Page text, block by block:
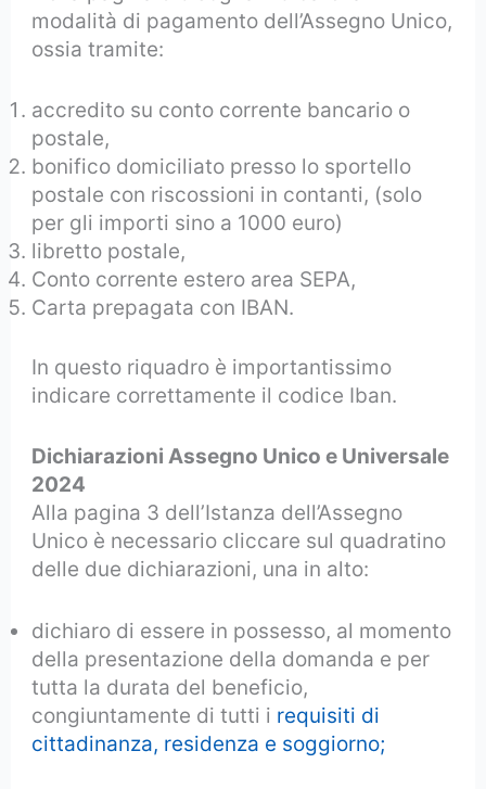
modalità di pagamento dell’Assegno Unico,
ossia tramite:
accredito su conto corrente bancario o
postale,
bonifico domiciliato presso lo sportello
postale con riscossioni in contanti, (solo
per gli importi sino a 1000 euro)
libretto postale,
Conto corrente estero area SEPA,
Carta prepagata con IBAN.
In questo riquadro è importantissimo
indicare correttamente il codice Iban.
Dichiarazioni Assegno Unico e Universale
2024
Alla pagina 3 dell’Istanza dell’Assegno
Unico è necessario cliccare sul quadratino
delle due dichiarazioni, una in alto:
dichiaro di essere in possesso, al momento
della presentazione della domanda e per
tutta la durata del beneficio,
congiuntamente di tutti i requisiti di
cittadinanza, residenza e soggiorno;